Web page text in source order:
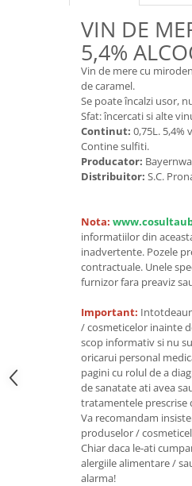
Produse din carne
Sosuri, Ketchup bio
Pudre si prafuri
Conserve, Pateuri, creme
Fermenti si gelifianti
Produse din soia
Sare si inlocuitori
Produse care inlocuiesc carnea
Dulciuri
Dulceturi, gemuri, compoturi
Bomboane, Caramele si Jeleuri
VIN DE
5,4%
Vin de mere cu
de caramel.
Se poate încalzi usor,
Sfat: încercati si alte
Continut: 0,75L. 5,4%
Contine sulfiti.
Producator:
Distribuitor: S.C.
Nota:
informatiilor din
inadvertente. Pozele
contractuale. Unele
furnizor fara preaviz
Important:
/ cosmeticelor inainte
scop informativ si nu
oricarui personal
pagini cu rolul de a
de sanatate ati avea
tratamentele prescrise
Va recomandam
produselor /
Chiar daca le-ati
alergiile alimentare /
alarma!